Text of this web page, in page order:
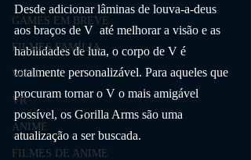
GAMES EM BREVE
FILMES FAMÍLIA
Wii U
VR
ANIME
FILMES DE ANIME
Desde adicionar lâminas de louva-a-deus
aos braços de V  até melhorar a visão e as
habilidades de luta, o corpo de V é
totalmente personalizável. Para aqueles que
procuram tornar o V o mais amigável
possível, os Gorilla Arms são uma
atualização a ser buscada.